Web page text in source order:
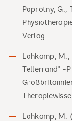
Paprotny, G.,
Verlag
Lohkamp,
Tellerrand" -
Lohkamp, M.